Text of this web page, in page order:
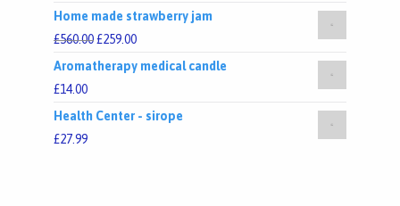
Home made strawberry jam
£560.00£259.00
Aromatherapy medical candle
£14.00
Health Center - sirope
£27.99